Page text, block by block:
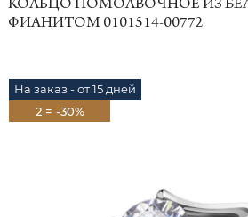
КОЛЬЦО ПОМОЛВОЧНОЕ ИЗ
ФИАНИТОМ 0101514-00772
На заказ - от 15 дней
2 = -30%